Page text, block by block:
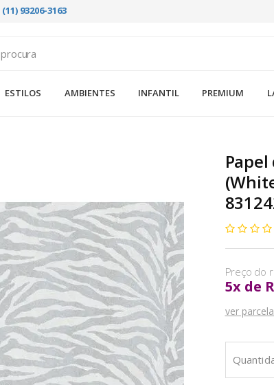
(11) 93206-3163
ESTILOS AMBIENTES INFANTIL PREMIUM
5xde
ver